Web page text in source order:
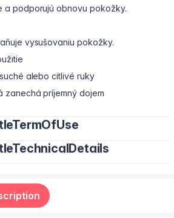
a podporujú obnovu pokožky.
vysušovaniu pokožky.
alebo citlivé ruky
zanechá príjemný dojem
krému na čisté a suché ruky. Jemne
V prípade zasiahnutia očí ich
vodou. Ak podráždenie
Ceteareth-20, Cetearyl Alcohol,
Phenoxyethanol, Sodium
Parfum, Synthetic Beeswax, Ceteareth-